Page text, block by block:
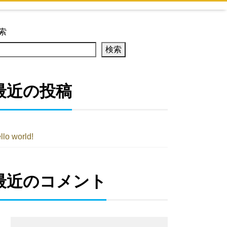
検索
近の投稿
world!
近のコメント